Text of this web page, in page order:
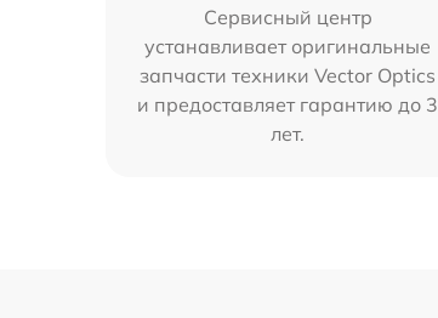
Сервисный центр
устанавливает оригинальные
запчасти техники Vector Optics
и предоставляет гарантию до 3
лет.